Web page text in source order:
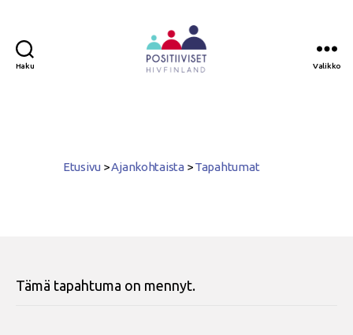
Haku Valikko
Etusivu >Ajankohtaista >Tapahtumat
Tämä tapahtuma on mennyt.